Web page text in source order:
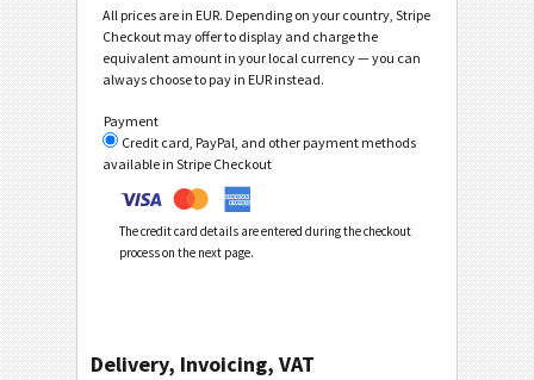
All prices are in EUR. Depending on your country, Stripe
Checkout may offer to display and charge the
equivalent amount in your local currency — you can
always choose to pay in EUR instead.
Payment
Credit card, PayPal, and other payment methods
available in Stripe Checkout
The credit card details are entered during the checkout
process on the next page.
Delivery, Invoicing, VAT